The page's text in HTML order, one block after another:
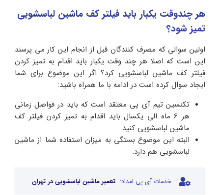
هر چندوقت یکبار باید فیلتر کف ماشین لباسشویی
تمیز شود؟
اولین سوالی که مصرف کنندگان قبل از انجام این کار می پرسند
این است که اصلا هر چند وقت یکبار باید اقدام به تمیز کردن
فیلتر کف ماشین لباسشویی کرد؟ اگر این موضوع برای شما
ایجاد سوال کرده است در ادامه با ما همراه باشید:
تکنسین تیم آی پی معتقد است که باید در فواصل زمانی
هر 6 ماه الی یکسال باید اقدام به تمیز کردن فیلتر کف
ماشین لباسشویی کنید.
البته این موضوع بستگی به میزان استفاده شما از ماشین
لباسشویی هم دارد.
خدمات آی پی امداد: تعمیر ماشین لباسشویی در تهران